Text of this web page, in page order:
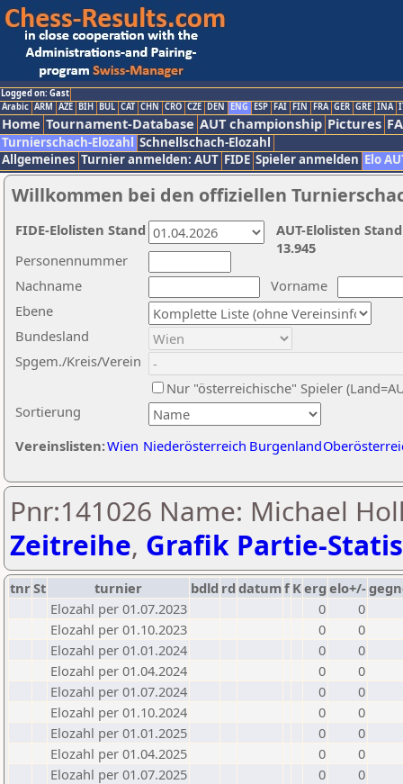
Logged on: Gast
Arabic ARM AZE BIH BUL CAT CHN CRO CZE DEN ENG ESP FAI FIN FRA GER GRE INA
Home Tournament-Database AUT championship Pictures
Turnierschach-Elozahl Schnellschach-Elozahl
Allgemeines Turnier anmelden: AUT FIDE Spieler anmelden Elo
Willkommen bei den offiziellen
Nachname
Vorname
Ebene
Sortierung
Personennummer
Bundesland
Spgem./Kreis/Verein
Nur "österreichische" Spieler
Vereinslisten:Wien Niederösterreich Burgenland
AUT-Elolisten
13.945
FIDE-Elolisten Stand
Pnr:141026 Name: Michael
Zeitreihe, Grafik Partie-
tnrSt turnier bdld rd datumf Kerg elo+/-
Elozahl per 01.07.2023
0
0
Elozahl per 01.10.2023
0
0
Elozahl per 01.01.2024
0
0
Elozahl per 01.04.2024
0
0
Elozahl per 01.07.2024
0
0
Elozahl per 01.10.2024
0
0
Elozahl per 01.01.2025
0
0
Elozahl per 01.04.2025
0
0
Elozahl per 01.07.2025
0
0